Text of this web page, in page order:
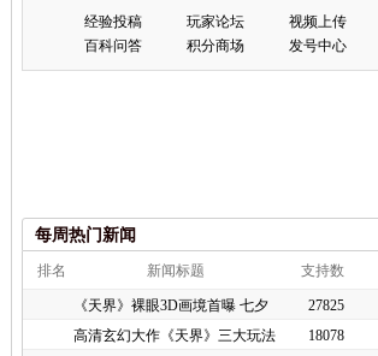
经验投稿 玩家论坛
视频上传
百科问答
积分商场 发号中心
每周热门新闻
排名 新闻标题 支持数
《天界》裸眼3D画境首曝 七夕
27825
高清玄幻大作《天界》三大玩法
18078